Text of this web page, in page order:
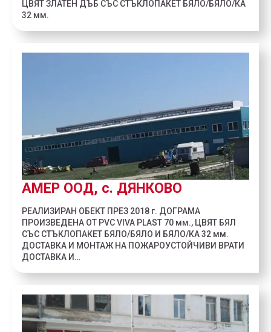
ЦВЯТ ЗЛАТЕН ДЪБ СЪС СТЪКЛОПАКЕТ БЯЛО/БЯЛО/КА
32 мм.
АМЕР ООД, с. ДЯНКОВО
РЕАЛИЗИРАН ОБЕКТ ПРЕЗ 2018 г. ДОГРАМА
ПРОИЗВЕДЕНА ОТ PVC VIVA PLAST 70 мм., ЦВЯТ БЯЛ
СЪС СТЪКЛОПАКЕТ БЯЛО/БЯЛО И БЯЛО/КА 32 мм.
ДОСТАВКА И МОНТАЖ НА ПОЖАРОУСТОЙЧИВИ ВРАТИ
ДОСТАВКА И…